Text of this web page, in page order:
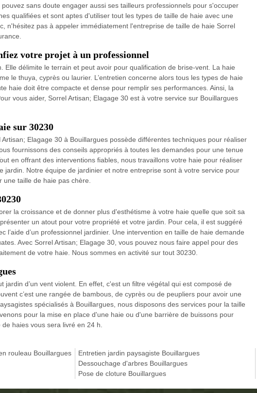
sans doute engager aussi ses tailleurs professionnels pour s'occuper
qualifiées et sont aptes d'utiliser tout les types de taille de haie avec une
n'hésitez pas à appeler immédiatement l'entreprise de taille de haie Sorrel
votre projet à un professionnel
Elle délimite le terrain et peut avoir pour qualification de brise-vent. La haie
le thuya, cyprès ou laurier. L’entretien concerne alors tous les types de haie
haie doit être compacte et dense pour remplir ses performances. Ainsi, la
vous aider, Sorrel Artisan; Elagage 30 est à votre service sur Bouillargues
sur 30230
Elagage 30 à Bouillargues possède différentes techniques pour réaliser
fournissons des conseils appropriés à toutes les demandes pour une tenue
en offrant des interventions fiables, nous travaillons votre haie pour réaliser
jardin. Notre équipe de jardinier et notre entreprise sont à votre service pour
une taille de haie pas chère.
la croissance et de donner plus d'esthétisme à votre haie quelle que soit sa
un atout pour votre propriété et votre jardin. Pour cela, il est suggéré
l’aide d’un professionnel jardinier. Une intervention en taille de haie demande
Avec Sorrel Artisan; Elagage 30, vous pouvez nous faire appel pour des
de votre haie. Nous sommes en activité sur tout 30230.
jardin d’un vent violent. En effet, c'est un filtre végétal qui est composé de
c’est une rangée de bambous, de cyprès ou de peupliers pour avoir une
spécialisés à Bouillargues, nous disposons des services pour la taille
pour la mise en place d'une haie ou d'une barrière de buissons pour
haies vous sera livré en 24 h.
rouleau Bouillargues
Entretien jardin paysagiste Bouillargues
Dessouchage d'arbres Bouillargues
Pose de cloture Bouillargues